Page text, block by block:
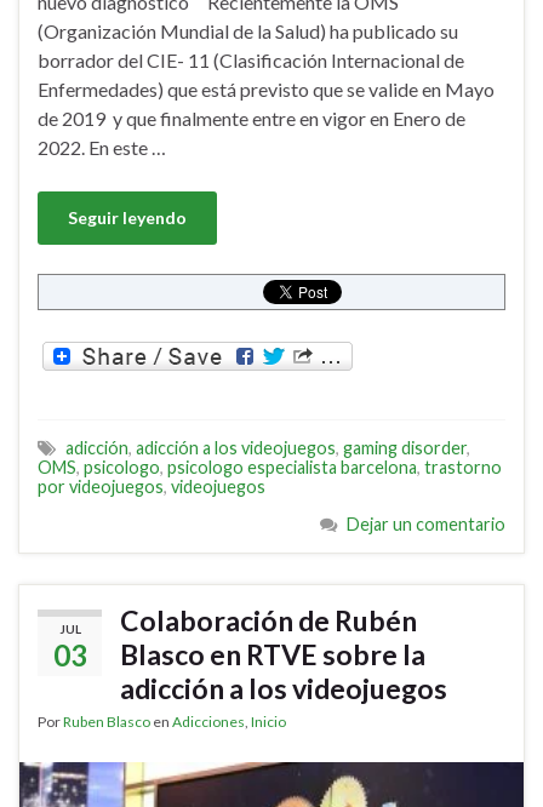
(Organización Mundial de la Salud) ha publicado su
borrador del CIE- 11 (Clasificación Internacional de
Enfermedades) que está previsto que se valide en Mayo
de 2019 y que finalmente entre en vigor en Enero de
2022. En este …
Seguir leyendo
adicción, adicción a los videojuegos, gaming disorder,
OMS, psicologo, psicologo especialista barcelona, trastorno
por videojuegos, videojuegos
Dejar un comentario
JUL
03
Colaboración de Rubén
Blasco en RTVE sobre la
adicción a los videojuegos
PorRuben Blasco en Adicciones, Inicio